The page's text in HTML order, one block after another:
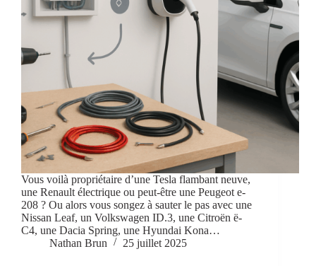
Vous voilà propriétaire d’une Tesla flambant neuve,
une Renault électrique ou peut-être une Peugeot e-
208 ? Ou alors vous songez à sauter le pas avec une
Nissan Leaf, un Volkswagen ID.3, une Citroën ë-
C4, une Dacia Spring, une Hyundai Kona…
Nathan Brun
25 juillet 2025